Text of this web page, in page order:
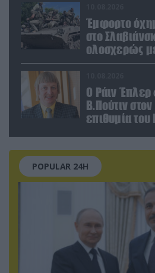
Έμφορτο
στο
ολοσχερώς
(βίντεο)
Ο Ράιν Έπλερ
Β.Πούτιν
επιθυμία του
POPULAR 24H